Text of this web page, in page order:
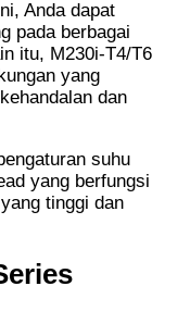
Anda dapat
pada berbagai
itu, M230i-T4/T6
yang
dan
suhu
yang berfungsi
tinggi dan